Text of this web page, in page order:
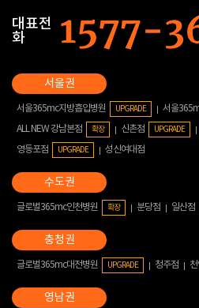
대표전
화
서울365mc지방흡입병원 UPGRADE 서울
ALL NEW 강남본점 확장 신촌점 UPGRADE
영등포점
UPGRADE 성신여대점
글로벌365mc인천병원 확장 분당점 일산점
글로벌365mc대전병원 UPGRADE 청주점